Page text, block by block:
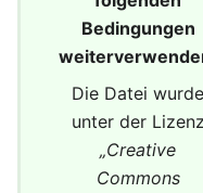
Bedingungen
Die Datei wurde
unter der Lizenz
„Creative
Commons